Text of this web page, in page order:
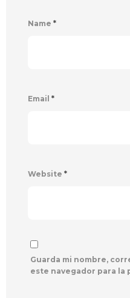
Name *
Email *
Website *
Guarda mi nombre,
este navegador para la